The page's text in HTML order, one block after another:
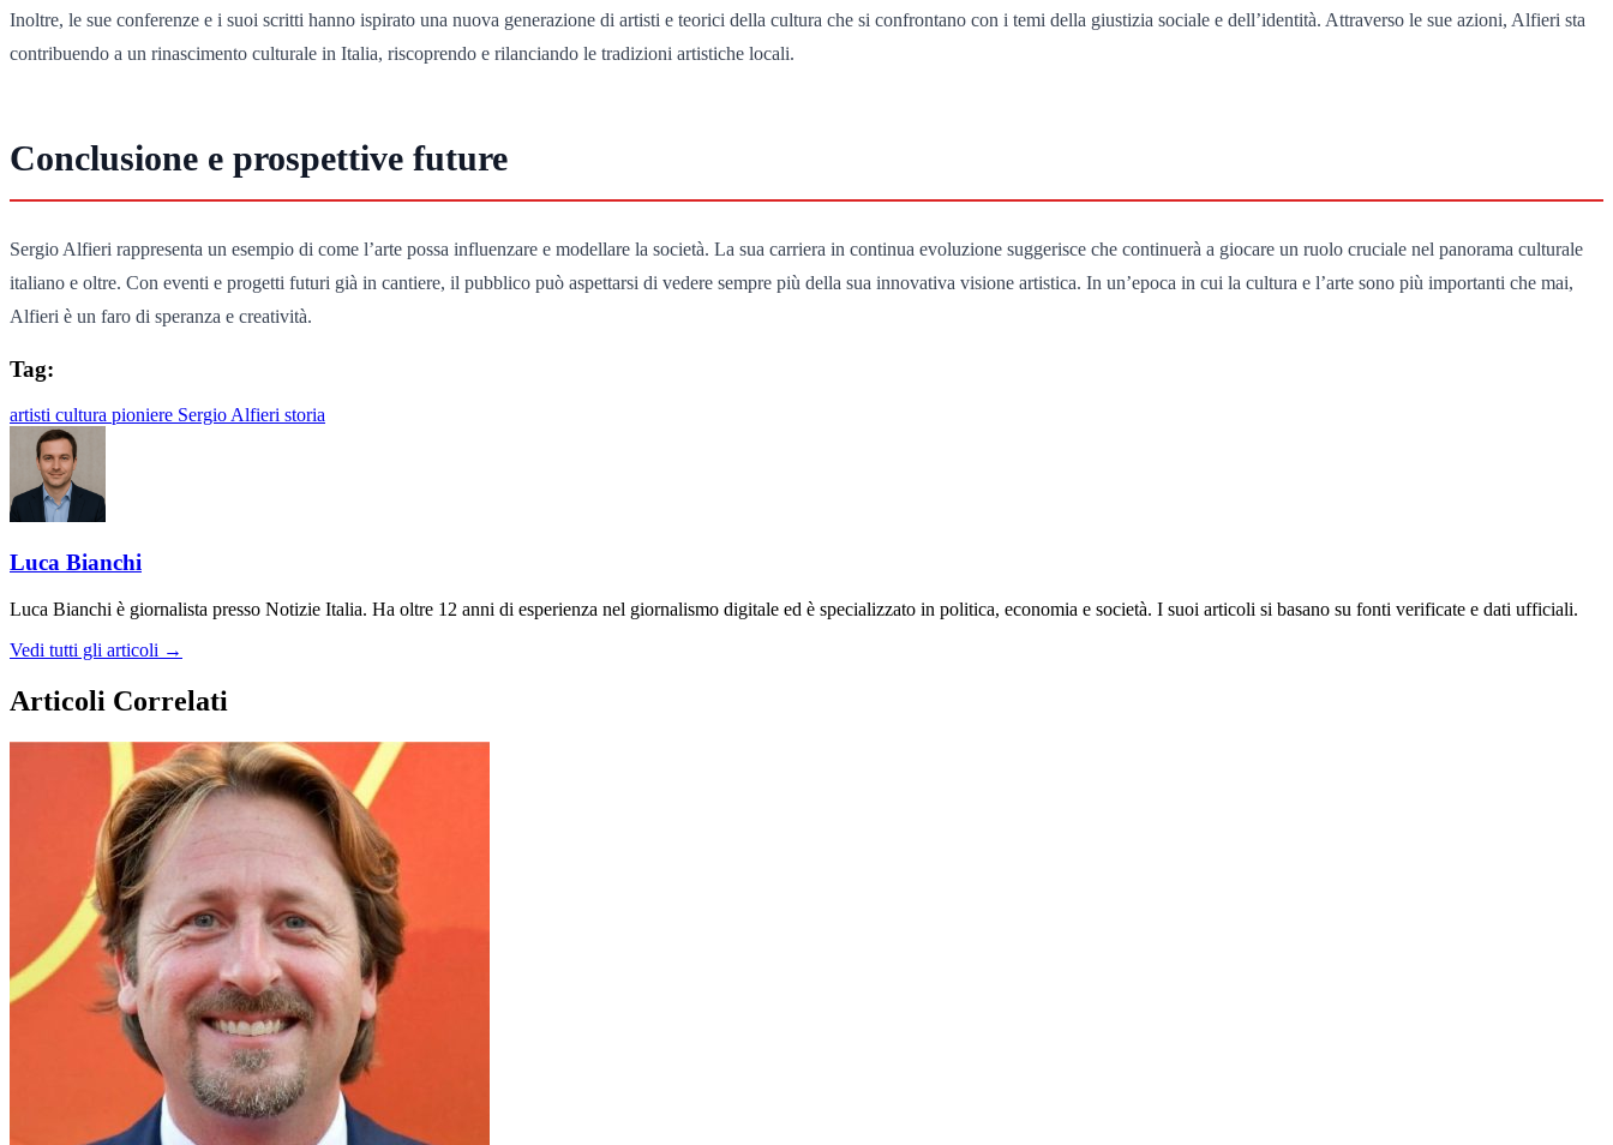
Inoltre, le sue conferenze e i suoi scritti hanno ispirato una nuova generazione di artisti e teorici della cultura che si confrontano con i temi della giustizia sociale e dell’identità. Attraverso le sue azioni, Alfieri sta
contribuendo a un rinascimento culturale in Italia, riscoprendo e rilanciando le tradizioni artistiche locali.
Conclusione e prospettive future
Sergio Alfieri rappresenta un esempio di come l’arte possa influenzare e modellare la società. La sua carriera in continua evoluzione suggerisce che continuerà a giocare un ruolo cruciale nel panorama culturale
italiano e oltre. Con eventi e progetti futuri già in cantiere, il pubblico può aspettarsi di vedere sempre più della sua innovativa visione artistica. In un’epoca in cui la cultura e l’arte sono più importanti che mai,
Alfieri è un faro di speranza e creatività.
Tag:
artisti cultura pioniere Sergio Alfieri storia
Luca Bianchi
Luca Bianchi è giornalista presso Notizie Italia. Ha oltre 12 anni di esperienza nel giornalismo digitale ed è specializzato in politica, economia e società. I suoi articoli si basano su fonti verificate e dati ufficiali.
Vedi tutti gli articoli →
Articoli Correlati